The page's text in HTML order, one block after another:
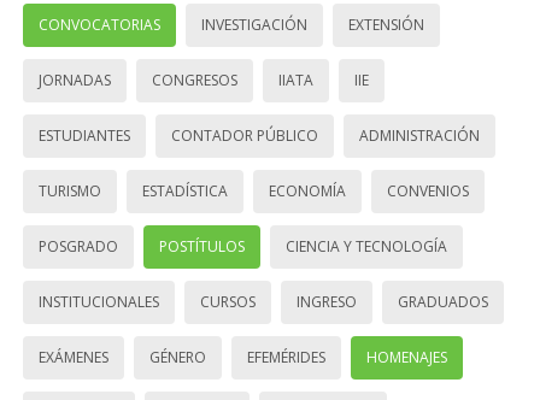
CONVOCATORIAS INVESTIGACIÓN EXTENSIÓN
JORNADAS CONGRESOS IIATA IIE
ESTUDIANTES CONTADOR PÚBLICO ADMINISTRACIÓN
TURISMO ESTADÍSTICA ECONOMÍA CONVENIOS
POSGRADO POSTÍTULOS CIENCIA Y TECNOLOGÍA
INSTITUCIONALES CURSOS INGRESO GRADUADOS
EXÁMENES GÉNERO EFEMÉRIDES HOMENAJES